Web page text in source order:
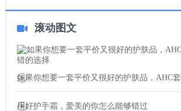
滚动图文
如果你想要一套平价又很好的护肤品，AHC套
用好护手霜，爱美的你怎么能够错过